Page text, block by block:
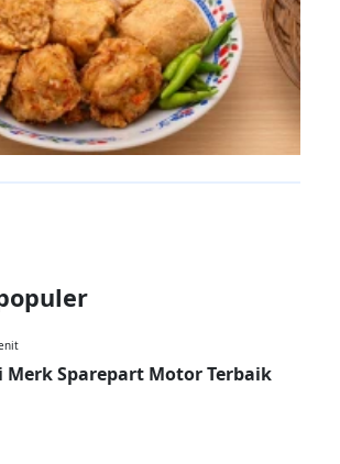
Merk Sparepart Motor Terbaik